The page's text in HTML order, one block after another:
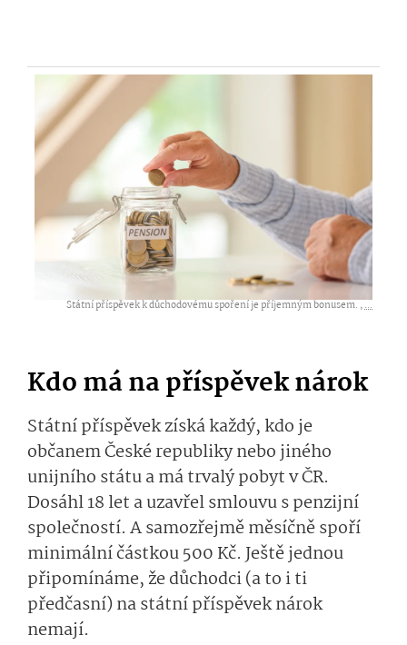
Státní příspěvek k důchodovému spoření je příjemným bonusem. ,...
Kdo má na příspěvek nárok
Státní příspěvek získá každý, kdo je
občanem České republiky nebo jiného
unijního státu a má trvalý pobyt v ČR.
Dosáhl 18 let a uzavřel smlouvu s penzijní
společností. A samozřejmě měsíčně spoří
minimální částkou 500 Kč. Ještě jednou
připomínáme, že důchodci (a to i ti
předčasní) na státní příspěvek nárok
nemají.